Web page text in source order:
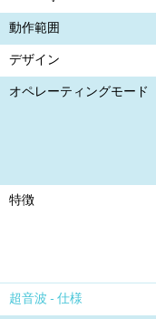
動作範囲
デザイン
オペレーティングモード
特徴
超音波 - 仕様